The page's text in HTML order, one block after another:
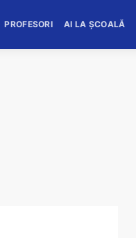
PROFESORI AI LA ȘCOALĂ